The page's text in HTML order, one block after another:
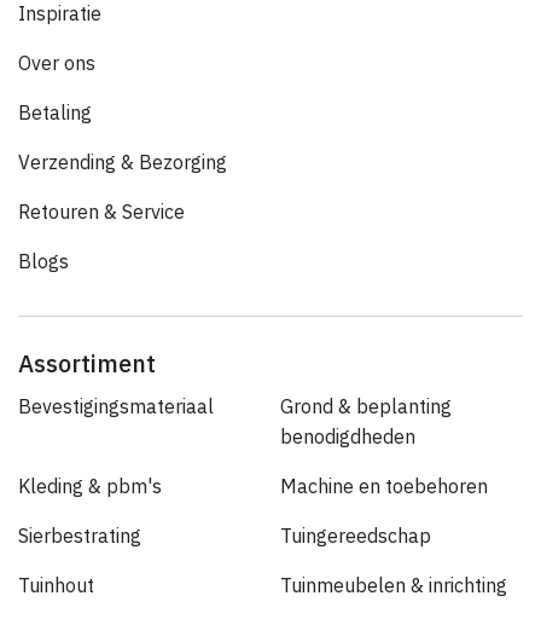
Inspiratie
Over ons
Betaling
Verzending & Bezorging
Retouren & Service
Blogs
Assortiment
Bevestigingsmateriaal
Grond & beplanting
benodigdheden
Kleding & pbm's Machine en toebehoren
Sierbestrating Tuingereedschap
Tuinhout Tuinmeubelen & inrichting